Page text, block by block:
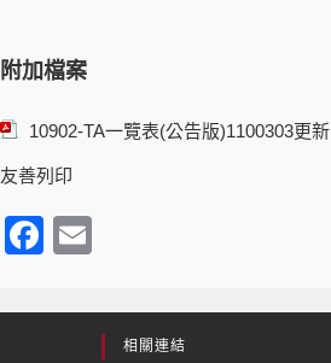
附加檔案
10902-TA一覽表(公告版)1100303更新
友善列印
F
c
ail
相關連結